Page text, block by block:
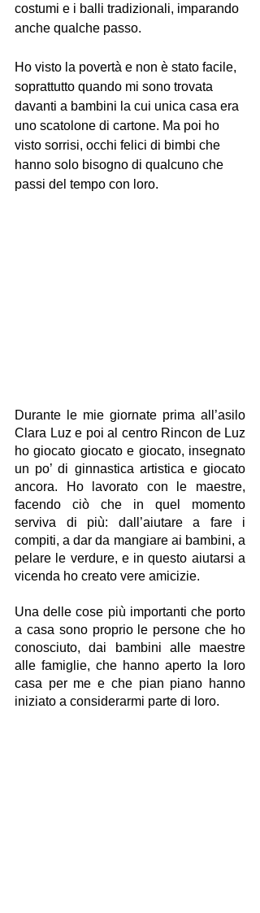
costumi e i balli tradizionali, imparando
anche qualche passo.
Ho visto la povertà e non è stato facile,
soprattutto quando mi sono trovata
davanti a bambini la cui unica casa era
uno scatolone di cartone. Ma poi ho
visto sorrisi, occhi felici di bimbi che
hanno solo bisogno di qualcuno che
passi del tempo con loro.
Durante le mie giornate prima all’asilo
Clara Luz e poi al centro Rincon de Luz
ho giocato giocato e giocato, insegnato
un po’ di ginnastica artistica e giocato
ancora. Ho lavorato con le maestre,
facendo ciò che in quel momento
serviva di più: dall’aiutare a fare i
compiti, a dar da mangiare ai bambini, a
pelare le verdure, e in questo aiutarsi a
vicenda ho creato vere amicizie.
Una delle cose più importanti che porto
a casa sono proprio le persone che ho
conosciuto, dai bambini alle maestre
alle famiglie, che hanno aperto la loro
casa per me e che pian piano hanno
iniziato a considerarmi parte di loro.